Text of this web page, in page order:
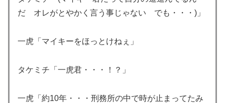
だ オレがとやかく言う事じゃない でも・・・)」
一虎「マイキーをほっとけねぇ」
タケミチ「一虎君・・・！？」
一虎「約10年・・・刑務所の中で時が止まってたみ